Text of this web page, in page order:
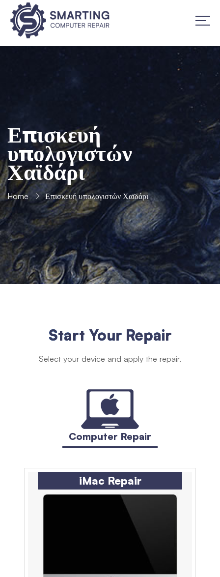
Επισκευή
υπολογιστών
Χαϊδάρι
Home Επισκευή υπολογιστών Χαϊδάρι
Start Your Repair
Select your device and apply the repair.
Computer Repair
iMac Repair